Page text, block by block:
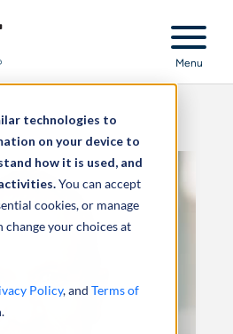
technologies to
on your device to
how it is used, and
You can accept
cookies, or manage
change your choices at
Policy, and Terms of
Menu